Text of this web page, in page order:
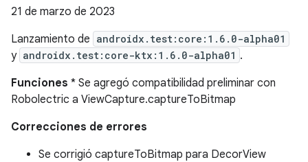
21 de marzo de 2023
Lanzamiento de androidx.test:core:1.6.0-alpha01
y androidx.test:core-ktx:1.6.0-alpha01 .
Funciones * Se agregó compatibilidad preliminar con
Robolectric a ViewCapture.captureToBitmap
Correcciones de errores
Se corrigió captureToBitmap para DecorView